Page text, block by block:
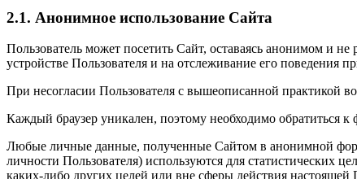
2.1. Анонимное использование Сайта
Пользователь может посетить Сайт, оставаясь анонимом и
устройстве Пользователя и на отслеживание его поведения
При несогласии Пользователя с вышеописанной практикой
Каждый браузер уникален, поэтому необходимо обратиться
Любые личные данные, полученные Сайтом в анонимной
личности Пользователя) используются для статистических
каких-либо других целей или вне сферы действия